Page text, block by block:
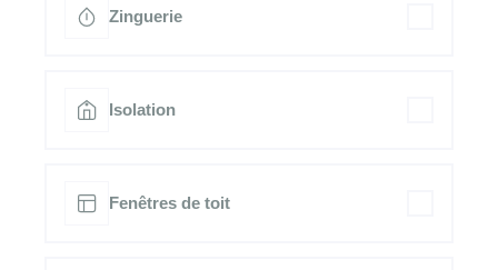
Zinguerie
Isolation
Fenêtres de toit